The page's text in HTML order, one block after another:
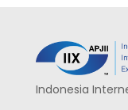
Indonesia